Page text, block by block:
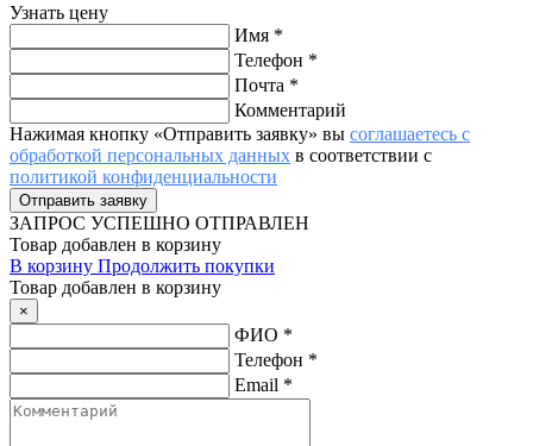
Узнать цену
Имя *
Телефон *
Почта *
Комментарий
Нажимая кнопку «Отправить заявку» вы соглашаетесь с
обработкой персональных данных в соответствии с
политикой конфиденциальности
ЗАПРОС УСПЕШНО ОТПРАВЛЕН
Товар добавлен в корзину
В корзину Продолжить покупки
Товар добавлен в корзину
×
ФИО *
Телефон *
Email *